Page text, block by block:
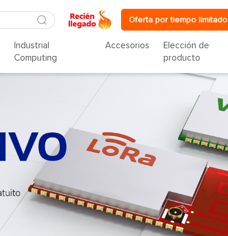
Oferta por tiempo limitado
Industrial
Computing
Accesorios
Elección de
producto